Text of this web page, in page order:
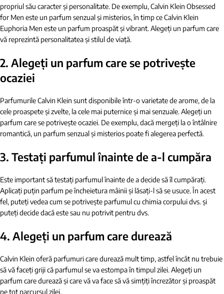
propriul său caracter și personalitate. De exemplu, Calvin Klein Obsessed
for Men este un parfum senzual și misterios, în timp ce Calvin Klein
Euphoria Men este un parfum proaspăt și vibrant. Alegeți un parfum care
vă reprezintă personalitatea și stilul de viață.
2. Alegeți un parfum care se potrivește
ocaziei
Parfumurile Calvin Klein sunt disponibile într-o varietate de arome, de la
cele proaspete și zvelte, la cele mai puternice și mai senzuale. Alegeți un
parfum care se potrivește ocaziei. De exemplu, dacă mergeți la o întâlnire
romantică, un parfum senzual și misterios poate fi alegerea perfectă.
3. Testați parfumul înainte de a-l cumpăra
Este important să testați parfumul înainte de a decide să îl cumpărați.
Aplicați puțin parfum pe încheietura mâinii și lăsați-l să se usuce. În acest
fel, puteți vedea cum se potrivește parfumul cu chimia corpului dvs. și
puteți decide dacă este sau nu potrivit pentru dvs.
4. Alegeți un parfum care durează
Calvin Klein oferă parfumuri care durează mult timp, astfel încât nu trebuie
să vă faceți griji că parfumul se va estompa în timpul zilei. Alegeți un
parfum care durează și care vă va face să vă simțiți încrezător și proaspăt
pe tot parcursul zilei.